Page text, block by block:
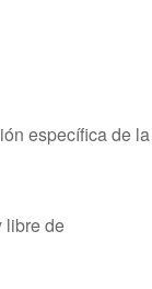
específica de la
libre de